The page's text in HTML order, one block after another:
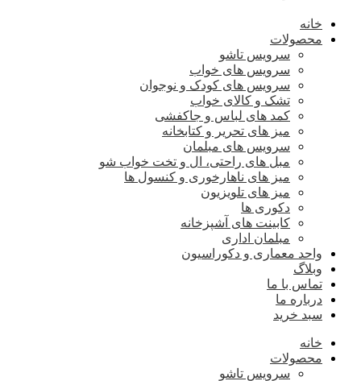
خانه
محصولات
سرویس تاشو
سرویس های خواب
سرویس های کودک و نوجوان
تشک و کالای خواب
کمد های لباس و جاکفشی
میز های تحریر و کتابخانه
سرویس های مبلمان
مبل های راحتی، ال و تخت خواب شو
میز های ناهارخوری و کنسول ها
میز های تلویزیون
دکوری ها
کابینت های آشپزخانه
مبلمان اداری
واحد معماری و دکوراسیون
وبلاگ
تماس با ما
درباره ما
سبد خرید
خانه
محصولات
سرویس تاشو